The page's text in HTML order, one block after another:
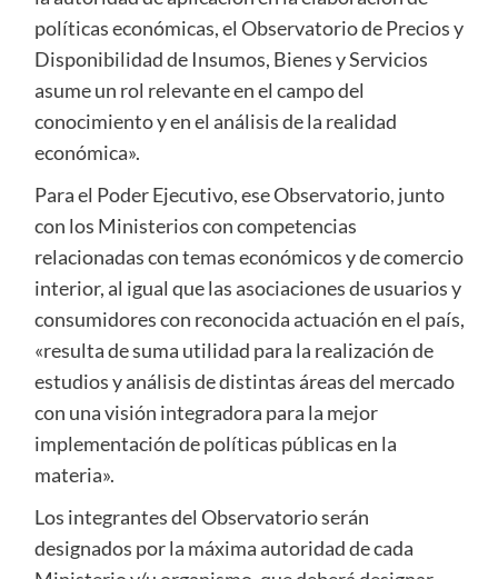
políticas económicas, el Observatorio de Precios y
Disponibilidad de Insumos, Bienes y Servicios
asume un rol relevante en el campo del
conocimiento y en el análisis de la realidad
económica».
Para el Poder Ejecutivo, ese Observatorio, junto
con los Ministerios con competencias
relacionadas con temas económicos y de comercio
interior, al igual que las asociaciones de usuarios y
consumidores con reconocida actuación en el país,
«resulta de suma utilidad para la realización de
estudios y análisis de distintas áreas del mercado
con una visión integradora para la mejor
implementación de políticas públicas en la
materia».
Los integrantes del Observatorio serán
designados por la máxima autoridad de cada